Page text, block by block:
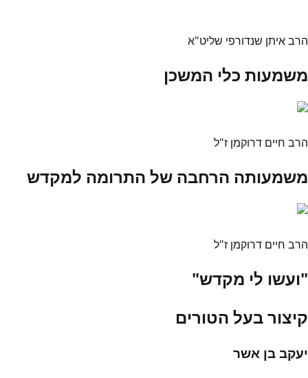
הרב איתן שנדורפי שליט"א
משמעות כלי המשכן
הרב חיים דרוקמן ז"ל
משמעותה הרחבה של התרומה למקדש
הרב חיים דרוקמן ז"ל
"ועשו לי מקדש"
קיצור בעל הטורים
יעקב בן אשר